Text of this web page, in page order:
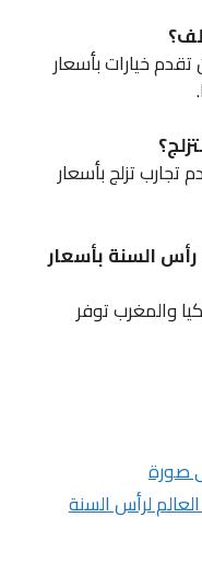
خيارات بأسعار
تجارب تزلج بأسعار
السنة بأسعار
والمغرب توفر
صورة
لرأس السنة